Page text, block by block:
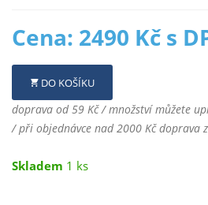
Cena: 2490 Kč s
DO KOŠÍKU
doprava od 59 Kč / množství můžete
/ při objednávce nad 2000 Kč doprava
Skladem 1 ks